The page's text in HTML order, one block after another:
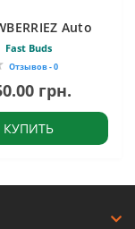
Auto
Fast Buds
Отзывов - 0
грн.
КУПИТЬ